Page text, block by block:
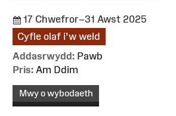
17 Chwefror–31 Awst 2025
Cyfle olaf i'w weld
Addasrwydd: Pawb
Pris: Am Ddim
Mwy o wybodaeth